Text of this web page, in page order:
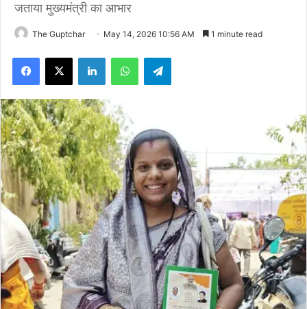
जताया मुख्यमंत्री का आभार
The Guptchar May 14, 2026 10:56 AM 1 minute read